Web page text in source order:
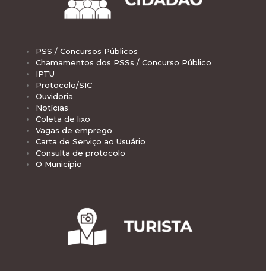
PSS / Concursos Públicos
Chamamentos dos PSSs / Concurso Público
IPTU
Protocolo/SIC
Ouvidoria
Notícias
Coleta de lixo
Vagas de emprego
Carta de Serviço ao Usuário
Consulta de protocolo
O Município